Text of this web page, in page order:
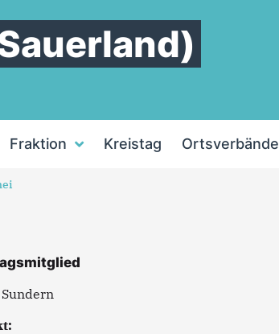
Fraktion Kreistag Ortsverbände